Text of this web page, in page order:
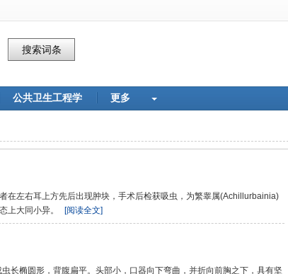
公共卫生工程学 更多
在左右耳上方先后出现肿块，手术后检获吸虫，为繁睾属(Achillurbainia)
上大同小异。
[阅读全文]
长椭圆形，背腹扁平。头部小，口器向下弯曲，并折向前胸之下，具有坚